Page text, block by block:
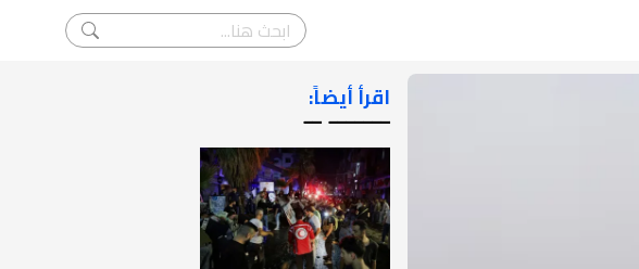
اقرأ أيضاً:
ـــــــ ــ